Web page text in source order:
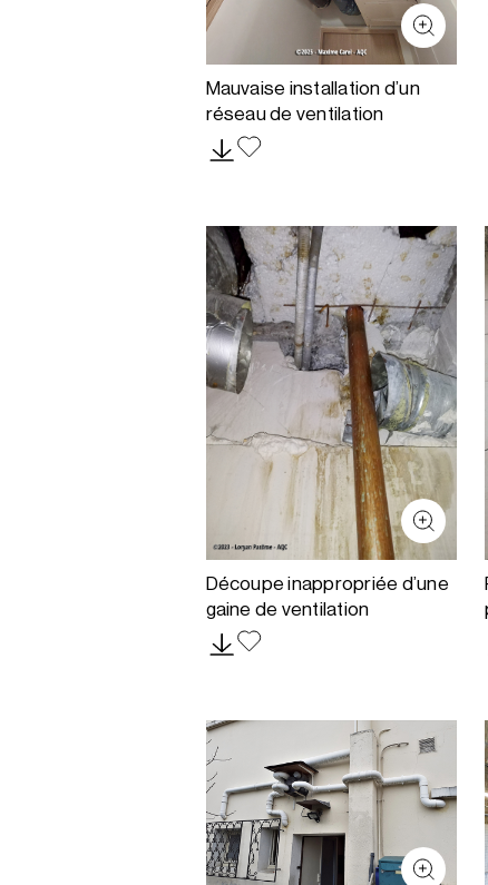
Mauvaise installation d’un
réseau de ventilation
Découpe inappropriée d’une
gaine de ventilation